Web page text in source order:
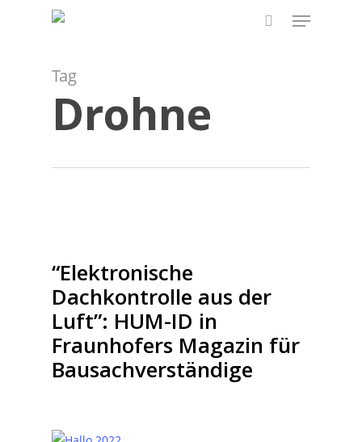
Menu
Tag
Drohne
“Elektronische
Dachkontrolle aus der
Luft”: HUM-ID in
Fraunhofers Magazin für
Bausachverständige